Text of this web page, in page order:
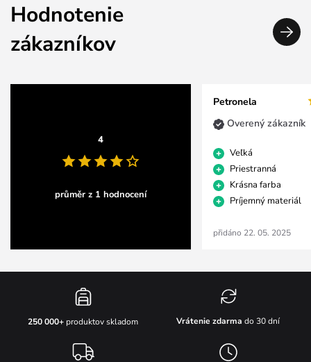
Hodnotenie
zákazníkov
4
průměr z 1 hodnocení
Petronela
Overený zákazník
Veľká
Priestranná
Krásna farba
Príjemný materiál
přidáno 22. 05. 2025
250 000+ produktov skladom Vrátenie zdarma do 30 dní